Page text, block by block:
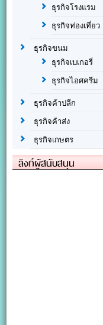
ธุรกิจโรงแรม
ธุรกิจท่องเที่ยว
ธุรกิจขนม
ธุรกิจเบเกอรี่
ธุรกิจไอศครีม
ธุรกิจค้าปลีก
ธุรกิจค้าส่ง
ธุรกิจเกษตร
ลิงก์ผู้สนับสนุน